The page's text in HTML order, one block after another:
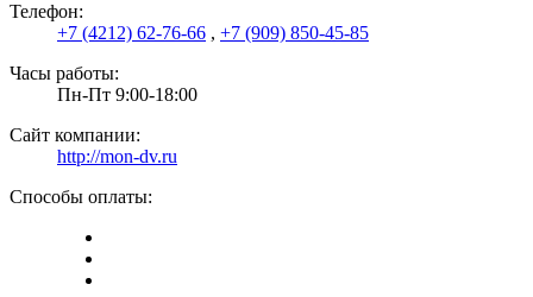
Телефон:
+7 (4212) 62-76-66 , +7 (909) 850-45-85
Часы работы:
Пн-Пт 9:00-18:00
Сайт компании:
http://mon-dv.ru
Способы оплаты: